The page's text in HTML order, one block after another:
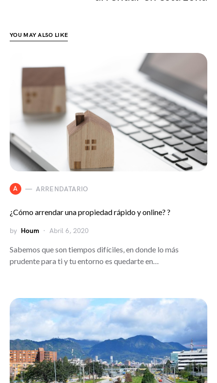
YOU MAY ALSO LIKE
A ARRENDATARIO
¿Cómo arrendar una propiedad rápido y online? ?
by Houm Abril 6, 2020
Sabemos que son tiempos difíciles, en donde lo más
prudente para ti y tu entorno es quedarte en…